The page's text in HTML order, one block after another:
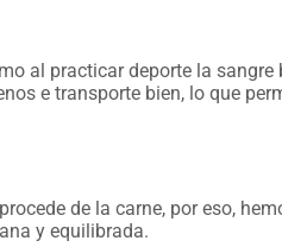
al practicar deporte la
e transporte bien, lo que
de la carne, por eso,
y equilibrada.